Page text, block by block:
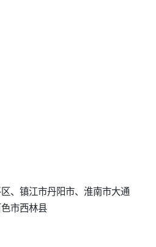
、镇江市丹阳市、淮南市大通
市西林县